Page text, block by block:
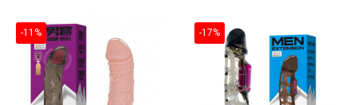
-11% -17%